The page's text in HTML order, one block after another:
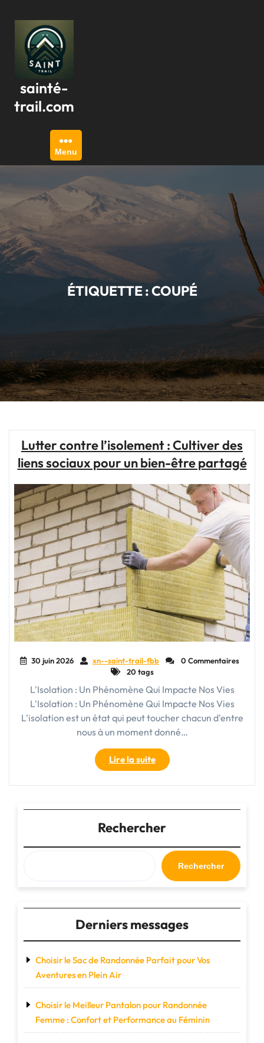
contenu
sainté-
trail.com
Menu
ÉTIQUETTE :COUPÉ
Lutter contre l’isolement : Cultiver des
liens sociaux pour un bien-être partagé
30 juin 2026 xn--saint-trail-fbb
0 Commentaires
20 tags
L'Isolation : Un Phénomène Qui Impacte Nos Vies
L'Isolation : Un Phénomène Qui Impacte Nos Vies
L'isolation est un état qui peut toucher chacun d'entre
nous à un moment donné…
Lire la suite"Lutter
contre
l’isolement
Cultiver
des
liens
sociaux
pour
un
Rechercher
Rechercher
Derniers messages
Choisir le Sac de Randonnée Parfait pour Vos
Aventures en Plein Air
Choisir le Meilleur Pantalon pour Randonnée
Femme : Confort et Performance au Féminin